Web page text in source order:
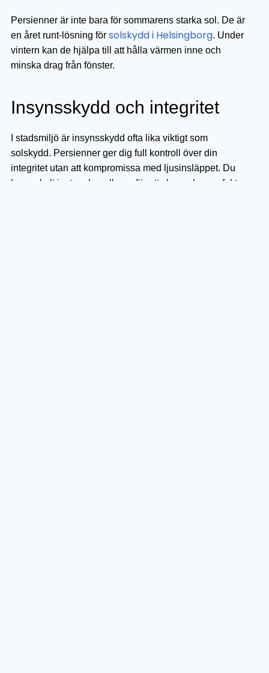
Persienner är inte bara för sommarens starka sol. De är
en året runt-lösning för solskydd i Helsingborg. Under
vintern kan de hjälpa till att hålla värmen inne och
minska drag från fönster.
Insynsskydd och integritet
I stadsmiljö är insynsskydd ofta lika viktigt som
solskydd. Persienner ger dig full kontroll över din
integritet utan att kompromissa med ljusinsläppet. Du
kan enkelt justera lamellerna för att skapa den perfekta